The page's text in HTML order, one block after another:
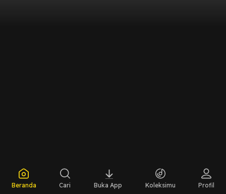
Beranda Cari Buka App Koleksimu Profil